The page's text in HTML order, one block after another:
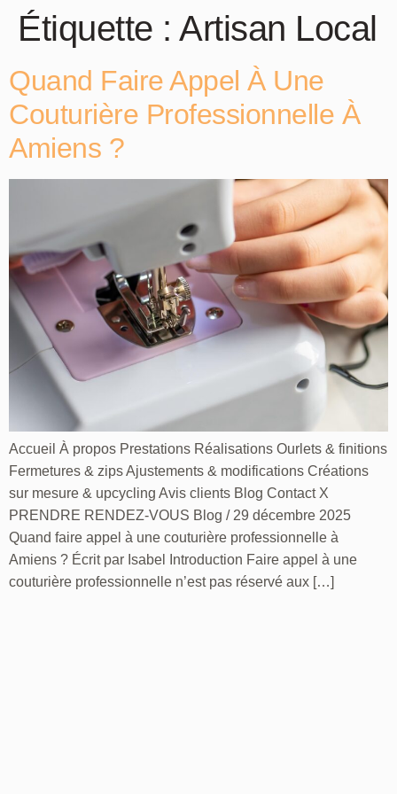
Étiquette : Artisan Local
Quand Faire Appel À Une
Couturière Professionnelle À
Amiens ?
Accueil À propos Prestations Réalisations Ourlets & finitions
Fermetures & zips Ajustements & modifications Créations
sur mesure & upcycling Avis clients Blog Contact X
PRENDRE RENDEZ-VOUS Blog / 29 décembre 2025
Quand faire appel à une couturière professionnelle à
Amiens ? Écrit par Isabel Introduction Faire appel à une
couturière professionnelle n’est pas réservé aux […]